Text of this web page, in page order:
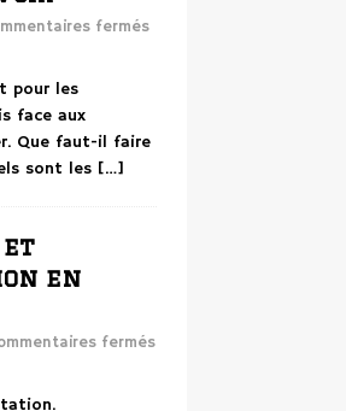
fermés
pour les
face aux
Que faut-il faire
sont les […]
en
fermés